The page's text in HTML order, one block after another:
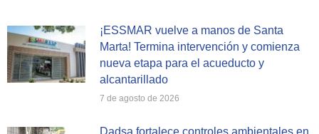
¡ESSMAR vuelve a manos de Santa
Marta! Termina intervención y comienza
nueva etapa para el acueducto y
alcantarillado
7 de agosto de 2026
Dadsa fortalece controles ambientales en